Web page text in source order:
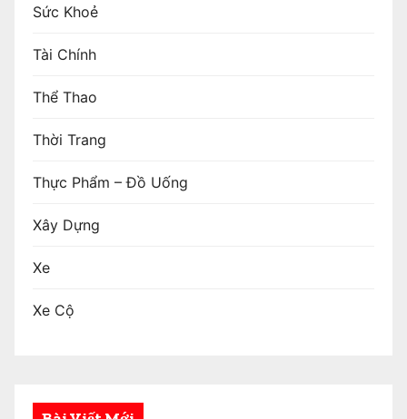
Sức Khoẻ
Tài Chính
Thể Thao
Thời Trang
Thực Phẩm – Đồ Uống
Xây Dựng
Xe
Xe Cộ